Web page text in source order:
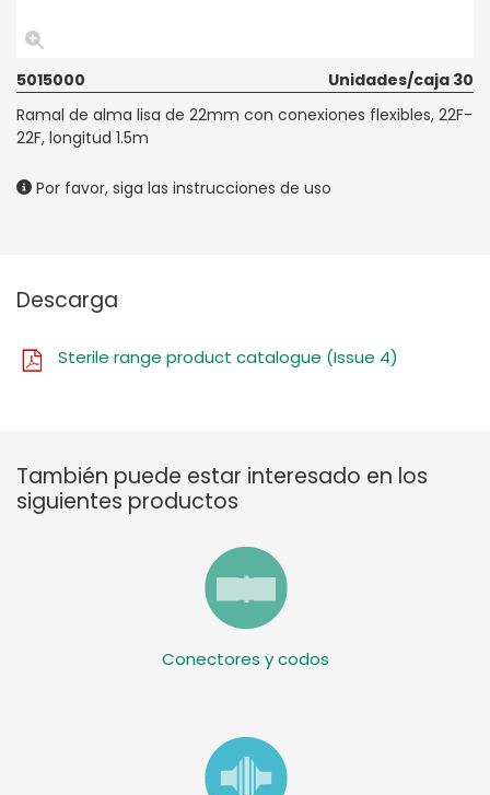
5015000
Unidades/caja 30
Ramal de alma lisa de 22mm con conexiones flexibles, 22F-
22F, longitud 1.5m
Por favor, siga las instrucciones de uso
Descarga
Sterile range product catalogue (Issue 4)
También puede estar interesado en los
siguientes productos
Conectores y codos